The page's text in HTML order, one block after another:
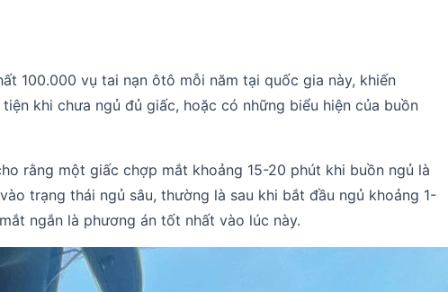
100.000 vụ tai nạn ôtô mỗi năm tại quốc gia này, khiến
khi chưa ngủ đủ giấc, hoặc có những biểu hiện của buồn
rằng một giấc chợp mắt khoảng 15-20 phút khi buồn ngủ là
trạng thái ngủ sâu, thường là sau khi bắt đầu ngủ khoảng 1-
ngắn là phương án tốt nhất vào lúc này.